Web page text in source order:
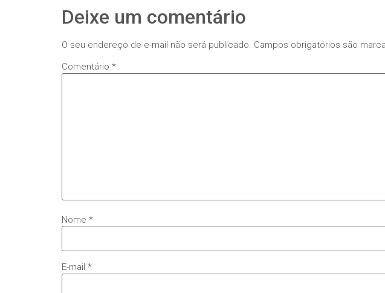
Deixe um comentário
O seu endereço de e-mail não será publicado. Campos obrigatórios são
Comentário *
Nome *
E-mail *